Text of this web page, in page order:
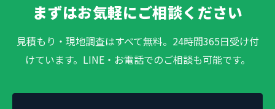
まずはお気軽にご相談ください
見積もり・現地調査はすべて無料。24時間365日受け付
けています。LINE・お電話でのご相談も可能です。